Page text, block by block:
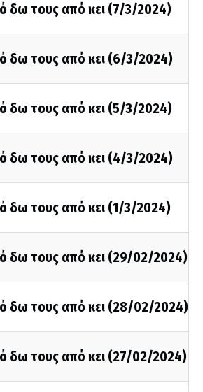
δω τους από κει (7/3/2024)
δω τους από κει (6/3/2024)
δω τους από κει (5/3/2024)
δω τους από κει (4/3/2024)
δω τους από κει (1/3/2024)
δω τους από κει (29/02/2024)
δω τους από κει (28/02/2024)
δω τους από κει (27/02/2024)